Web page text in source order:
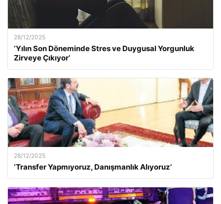
28/12/2025
‘Yılın Son Döneminde Stres ve Duygusal Yorgunluk
Zirveye Çıkıyor’
28/12/2025
‘Transfer Yapmıyoruz, Danışmanlık Alıyoruz’